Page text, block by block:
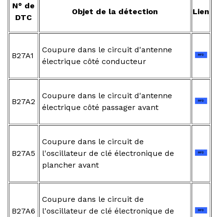
N° de
DTC
Objet de la détection Lien
B27A1
Coupure dans le circuit d'antenne
électrique côté conducteur
B27A2
Coupure dans le circuit d'antenne
électrique côté passager avant
B27A5
Coupure dans le circuit de
l'oscillateur de clé électronique de
plancher avant
B27A6
Coupure dans le circuit de
l'oscillateur de clé électronique de